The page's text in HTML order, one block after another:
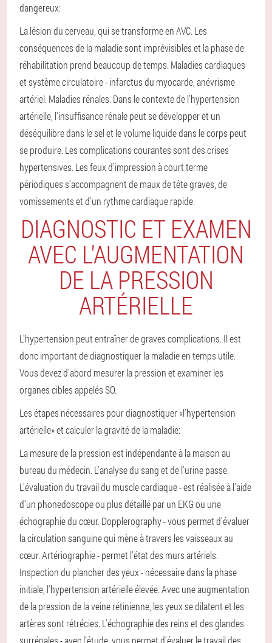
dangereux:
La lésion du cerveau, qui se transforme en AVC. Les
conséquences de la maladie sont imprévisibles et la phase de
réhabilitation prend beaucoup de temps. Maladies cardiaques
et système circulatoire - infarctus du myocarde, anévrisme
artériel. Maladies rénales. Dans le contexte de l'hypertension
artérielle, l'insuffisance rénale peut se développer et un
déséquilibre dans le sel et le volume liquide dans le corps peut
se produire. Les complications courantes sont des crises
hypertensives. Les feux d'impression à court terme
périodiques s'accompagnent de maux de tête graves, de
vomissements et d'un rythme cardiaque rapide.
DIAGNOSTIC ET EXAMEN
AVEC L'AUGMENTATION
DE LA PRESSION
ARTÉRIELLE
L'hypertension peut entraîner de graves complications. Il est
donc important de diagnostiquer la maladie en temps utile.
Vous devez d'abord mesurer la pression et examiner les
organes cibles appelés SO.
Les étapes nécessaires pour diagnostiquer «l'hypertension
artérielle» et calculer la gravité de la maladie:
La mesure de la pression est indépendante à la maison au
bureau du médecin. L'analyse du sang et de l'urine passe.
L'évaluation du travail du muscle cardiaque - est réalisée à l'aide
d'un phonedoscope ou plus détaillé par un EKG ou une
échographie du cœur. Dopplerography - vous permet d'évaluer
la circulation sanguine qui mène à travers les vaisseaux au
cœur.Artériographie - permet l'état des murs artériels.
Inspection du plancher des yeux - nécessaire dans la phase
initiale, l'hypertension artérielle élevée. Avec une augmentation
de la pression de la veine rétinienne, les yeux se dilatent et les
artères sont rétrécies. L'échographie des reins et des glandes
surrénales - avec l'étude, vous permet d'évaluer le travail des